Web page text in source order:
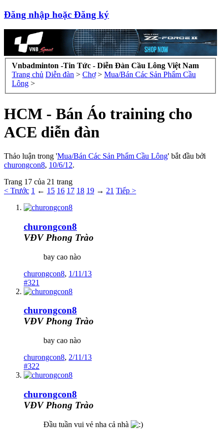
Đăng nhập hoặc Đăng ký
Vnbadminton -Tin Tức - Diễn Đàn Cầu Lông Việt Nam
Trang chủ Diễn đàn > Chợ > Mua/Bán Các Sản Phẩm Cầu
Lông >
HCM - Bán Áo training cho
ACE diễn đàn
Thảo luận trong 'Mua/Bán Các Sản Phẩm Cầu Lông' bắt đầu bởi
churongcon8, 10/6/12.
Trang 17 của 21 trang
< Trước 1 ← 15 16 17 18 19 → 21 Tiếp >
churongcon8
VĐV Phong Trào
bay cao nào
churongcon8, 1/11/13
#321
churongcon8
VĐV Phong Trào
bay cao nào
churongcon8, 2/11/13
#322
churongcon8
VĐV Phong Trào
Đầu tuần vui vẻ nha cả nhà